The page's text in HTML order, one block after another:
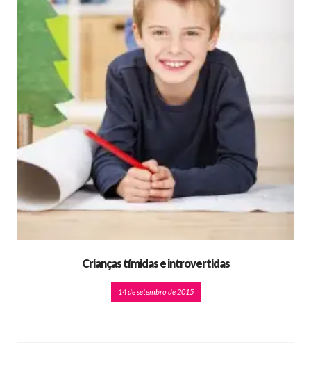
Crianças tímidas e introvertidas
14 de setembro de 2015